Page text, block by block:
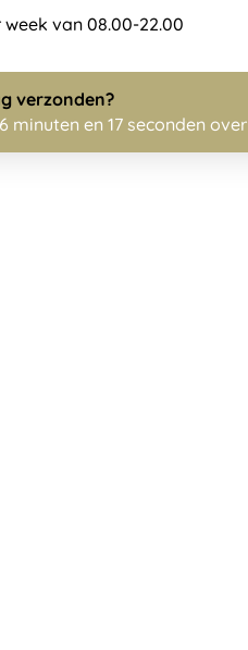
van 08.00-22.00
verzonden?
minuten en 17 seconden over